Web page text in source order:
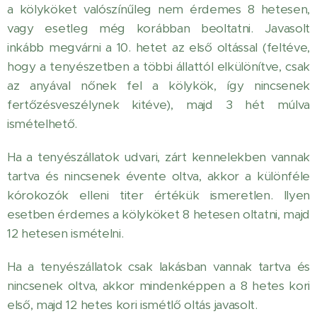
a kölyköket valószínűleg nem érdemes 8 hetesen,
vagy esetleg még korábban beoltatni. Javasolt
inkább megvárni a 10. hetet az első oltással (feltéve,
hogy a tenyészetben a többi állattól elkülönítve, csak
az anyával nőnek fel a kölykök, így nincsenek
fertőzésveszélynek kitéve), majd 3 hét múlva
ismételhető.
Ha a tenyészállatok udvari, zárt kennelekben vannak
tartva és nincsenek évente oltva, akkor a különféle
kórokozók elleni titer értékük ismeretlen. Ilyen
esetben érdemes a kölyköket 8 hetesen oltatni, majd
12 hetesen ismételni.
Ha a tenyészállatok csak lakásban vannak tartva és
nincsenek oltva, akkor mindenképpen a 8 hetes kori
első, majd 12 hetes kori ismétlő oltás javasolt.